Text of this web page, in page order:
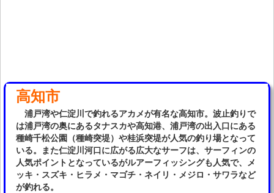
高知市
浦戸湾や仁淀川で釣れるアカメが有名な高知市。波止釣りで
は浦戸湾の奥にあるタナスカや高知港、浦戸湾の出入口にある
種崎千松公園（種崎突堤）や桂浜突堤が人気の釣り場となって
いる。また仁淀川河口に広がる広大なサーフは、サーフィンの
人気ポイントとなっているがルアーフィッシングも人気で、メ
ッキ・スズキ・ヒラメ・マゴチ・ネイリ・メジロ・サワラなど
が釣れる。